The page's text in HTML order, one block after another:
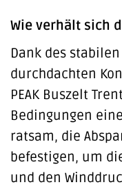
Wie verhält sich
Dank des
durchdachten
PEAK Buszelt
Bedingungen
ratsam, die
befestigen, um
und den